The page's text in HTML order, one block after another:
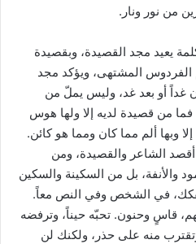
من نور ونار.
يعيد مجد القصيدة، وبقصيدة
الفردوس المشتهى، ويؤكد مجد
غداً أو بعد غد، وليس يملّ من
من قصيدة لديه إلا ولها هوس
وبها ألم مما كان ومما هو كائن.
الشاعر والقصيدة، ومن
والأنفة، بل من السكينة والسكين
في الشخص وفي النص معاً.
قاسٍ وحنون. تحبّه حيناً، وترفضه
منه على حذر، ولكنك لن